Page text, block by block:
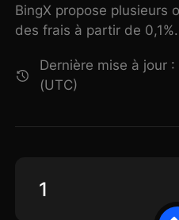
BingX propose plusieurs
des frais à partir de 0,1%.
Dernière mise à jour
(UTC)